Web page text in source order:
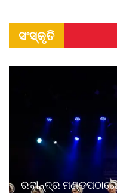
ସଂସ୍କୃତି
ରବୀନ୍ଦ୍ର